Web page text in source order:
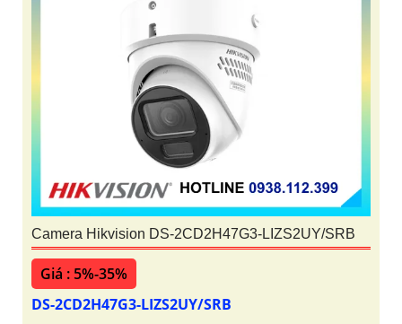
Camera Hikvision DS-2CD2H47G3-LIZS2UY/SRB
Giá : 5%-35%
DS-2CD2H47G3-LIZS2UY/SRB